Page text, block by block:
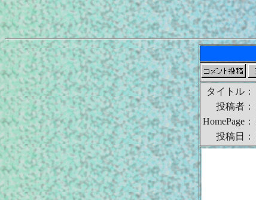
タイトル：
投稿者：
HomePage：
投稿日：